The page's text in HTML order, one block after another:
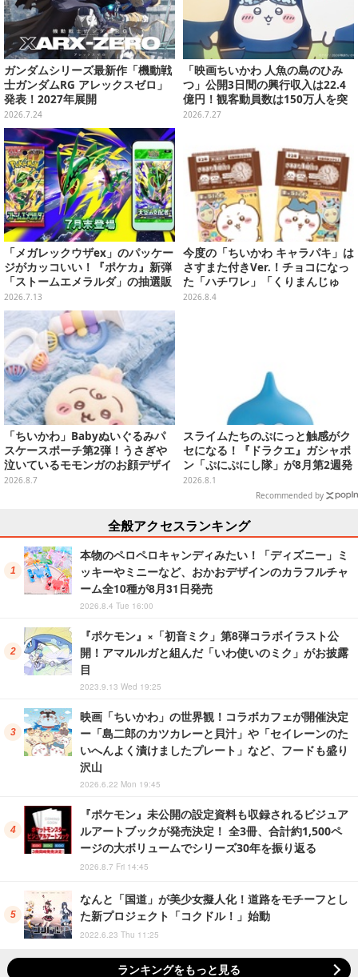
ガンダムシリーズ最新作「機動戦
士ガンダムRG アレックスゼロ」
発表！2027年展開
2026.7.24
「映画ちいかわ 人魚の島のひみ
つ」公開3日間の興行収入は22.4
億円！観客動員数は150万人を突
破
2026.7.27
「メガレックウザex」のパッケー
ジがカッコいい！『ポケカ』新弾
「ストームエメラルダ」の抽選販
売がヨドバシで実施
2026.7.13
今度の「ちいかわ キャラパキ」は
さすまた付きVer.！チョコになっ
た「ハチワレ」「くりまんじゅ
う」たちも可愛い全8種
2026.8.4
「ちいかわ」Babyぬいぐるみパ
スケースポーチ第2弾！うさぎや
泣いているモモンガのお顔デザイ
ン全4種が8月下旬プライズ展開
2026.8.7
スライムたちのぷにっと触感がク
セになる！『ドラクエ』ガシャポ
ン「ぷにぷにし隊」が8月第2週発
売―全4種ではぐれメタルは固め
2026.8.1
Recommended by
全般アクセスランキング
本物のペロペロキャンディみたい！「ディズニー」ミ
ッキーやミニーなど、おかおデザインのカラフルチャ
ーム全10種が8月31日発売
2026.8.4 Tue 16:00
『ポケモン』×「初音ミク」第8弾コラボイラスト公
開！アマルルガと組んだ「いわ使いのミク」がお披露
目
2023.9.13 Wed 19:25
映画「ちいかわ」の世界観！コラボカフェが開催決定
ー「島二郎のカツカレーと貝汁」や「セイレーンのた
いへんよく漬けましたプレート」など、フードも盛り
沢山
2026.6.22 Mon 19:45
『ポケモン』未公開の設定資料も収録されるビジュア
ルアートブックが発売決定！ 全3冊、合計約1,500ペ
ージの大ボリュームでシリーズ30年を振り返る
2026.8.7 Fri 14:45
なんと「国道」が美少女擬人化！道路をモチーフとし
た新プロジェクト「コクドル！」始動
2022.6.23 Thu 11:25
ランキングをもっと見る